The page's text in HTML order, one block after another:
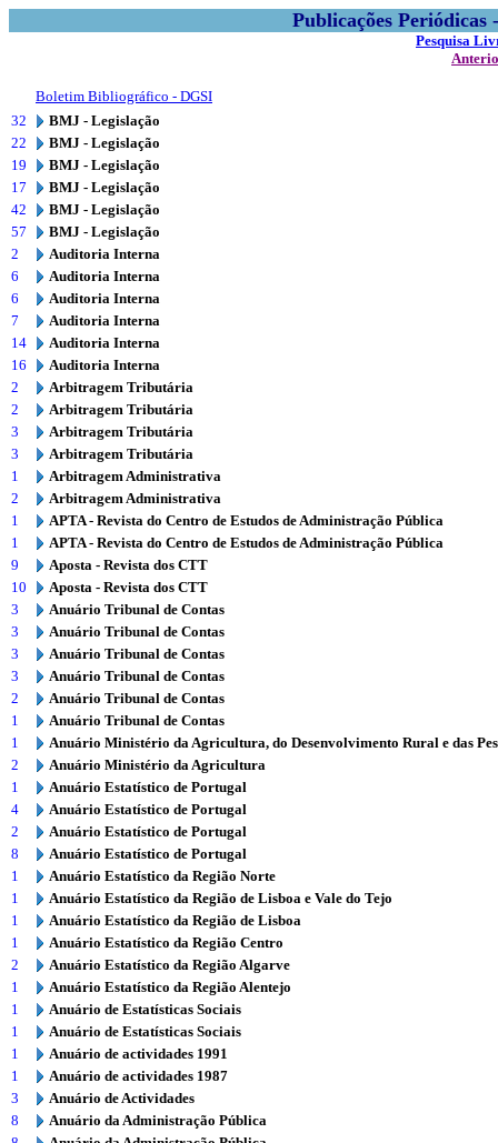
Publicações
Pesquisa
Boletim Bibliográfico - DGSI
32
BMJ - Legislação
22
BMJ - Legislação
19
BMJ - Legislação
17
BMJ - Legislação
42
BMJ - Legislação
57
BMJ - Legislação
2
Auditoria Interna
6
Auditoria Interna
6
Auditoria Interna
7
Auditoria Interna
14
Auditoria Interna
16
Auditoria Interna
2
Arbitragem Tributária
2
Arbitragem Tributária
3
Arbitragem Tributária
3
Arbitragem Tributária
1
Arbitragem Administrativa
2
Arbitragem Administrativa
1
APTA - Revista do Centro de Estudos de Administração Pública
1
APTA - Revista do Centro de Estudos de Administração Pública
9
Aposta - Revista dos CTT
10
Aposta - Revista dos CTT
3
Anuário Tribunal de Contas
3
Anuário Tribunal de Contas
3
Anuário Tribunal de Contas
3
Anuário Tribunal de Contas
2
Anuário Tribunal de Contas
1
Anuário Tribunal de Contas
1
Anuário Ministério da Agricultura, do Desenvolvimento Rural e das
2
Anuário Ministério da Agricultura
1
Anuário Estatístico de Portugal
4
Anuário Estatístico de Portugal
2
Anuário Estatístico de Portugal
8
Anuário Estatístico de Portugal
1
Anuário Estatístico da Região Norte
1
Anuário Estatístico da Região de Lisboa e Vale do Tejo
1
Anuário Estatístico da Região de Lisboa
1
Anuário Estatístico da Região Centro
2
Anuário Estatístico da Região Algarve
1
Anuário Estatístico da Região Alentejo
1
Anuário de Estatísticas Sociais
1
Anuário de Estatísticas Sociais
1
Anuário de actividades 1991
1
Anuário de actividades 1987
3
Anuário de Actividades
8
Anuário da Administração Pública